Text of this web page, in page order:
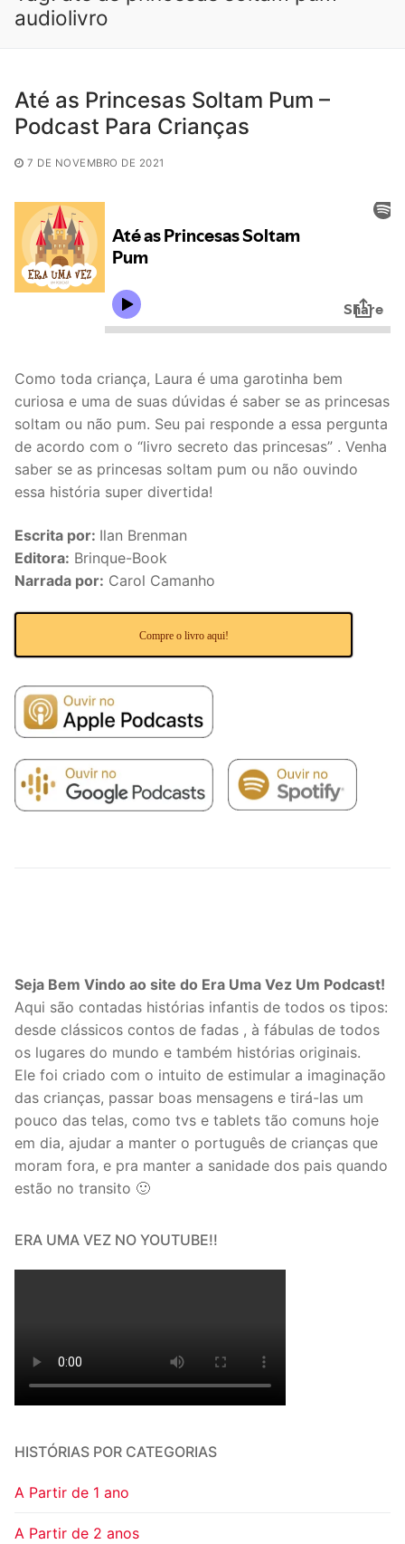
audiolivro
Até as Princesas Soltam Pum –
Podcast Para Crianças
7 DE NOVEMBRO DE 2021
Como toda criança, Laura é uma garotinha bem
curiosa e uma de suas dúvidas é saber se as princesas
soltam ou não pum. Seu pai responde a essa pergunta
de acordo com o “livro secreto das princesas” . Venha
saber se as princesas soltam pum ou não ouvindo
essa história super divertida!
Escrita por: Ilan Brenman
Editora: Brinque-Book
Narrada por: Carol Camanho
Compre o livro aqui!
Seja Bem Vindo ao site do Era Uma Vez Um Podcast!
Aqui são contadas histórias infantis de todos os tipos:
desde clássicos contos de fadas , à fábulas de todos
os lugares do mundo e também histórias originais.
Ele foi criado com o intuito de estimular a imaginação
das crianças, passar boas mensagens e tirá-las um
pouco das telas, como tvs e tablets tão comuns hoje
em dia, ajudar a manter o português de crianças que
moram fora, e pra manter a sanidade dos pais quando
estão no transito 🙂
ERA UMA VEZ NO YOUTUBE!!
HISTÓRIAS POR CATEGORIAS
A Partir de 1 ano
A Partir de 2 anos